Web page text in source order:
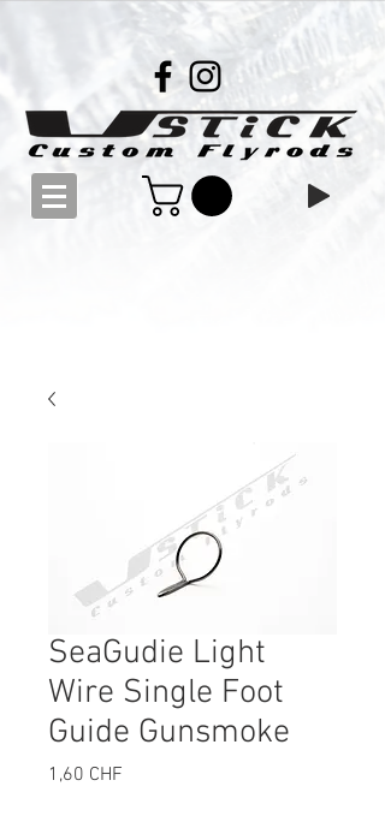
SeaGudie Light
Wire Single Foot
Guide Gunsmoke
1,60 CHF